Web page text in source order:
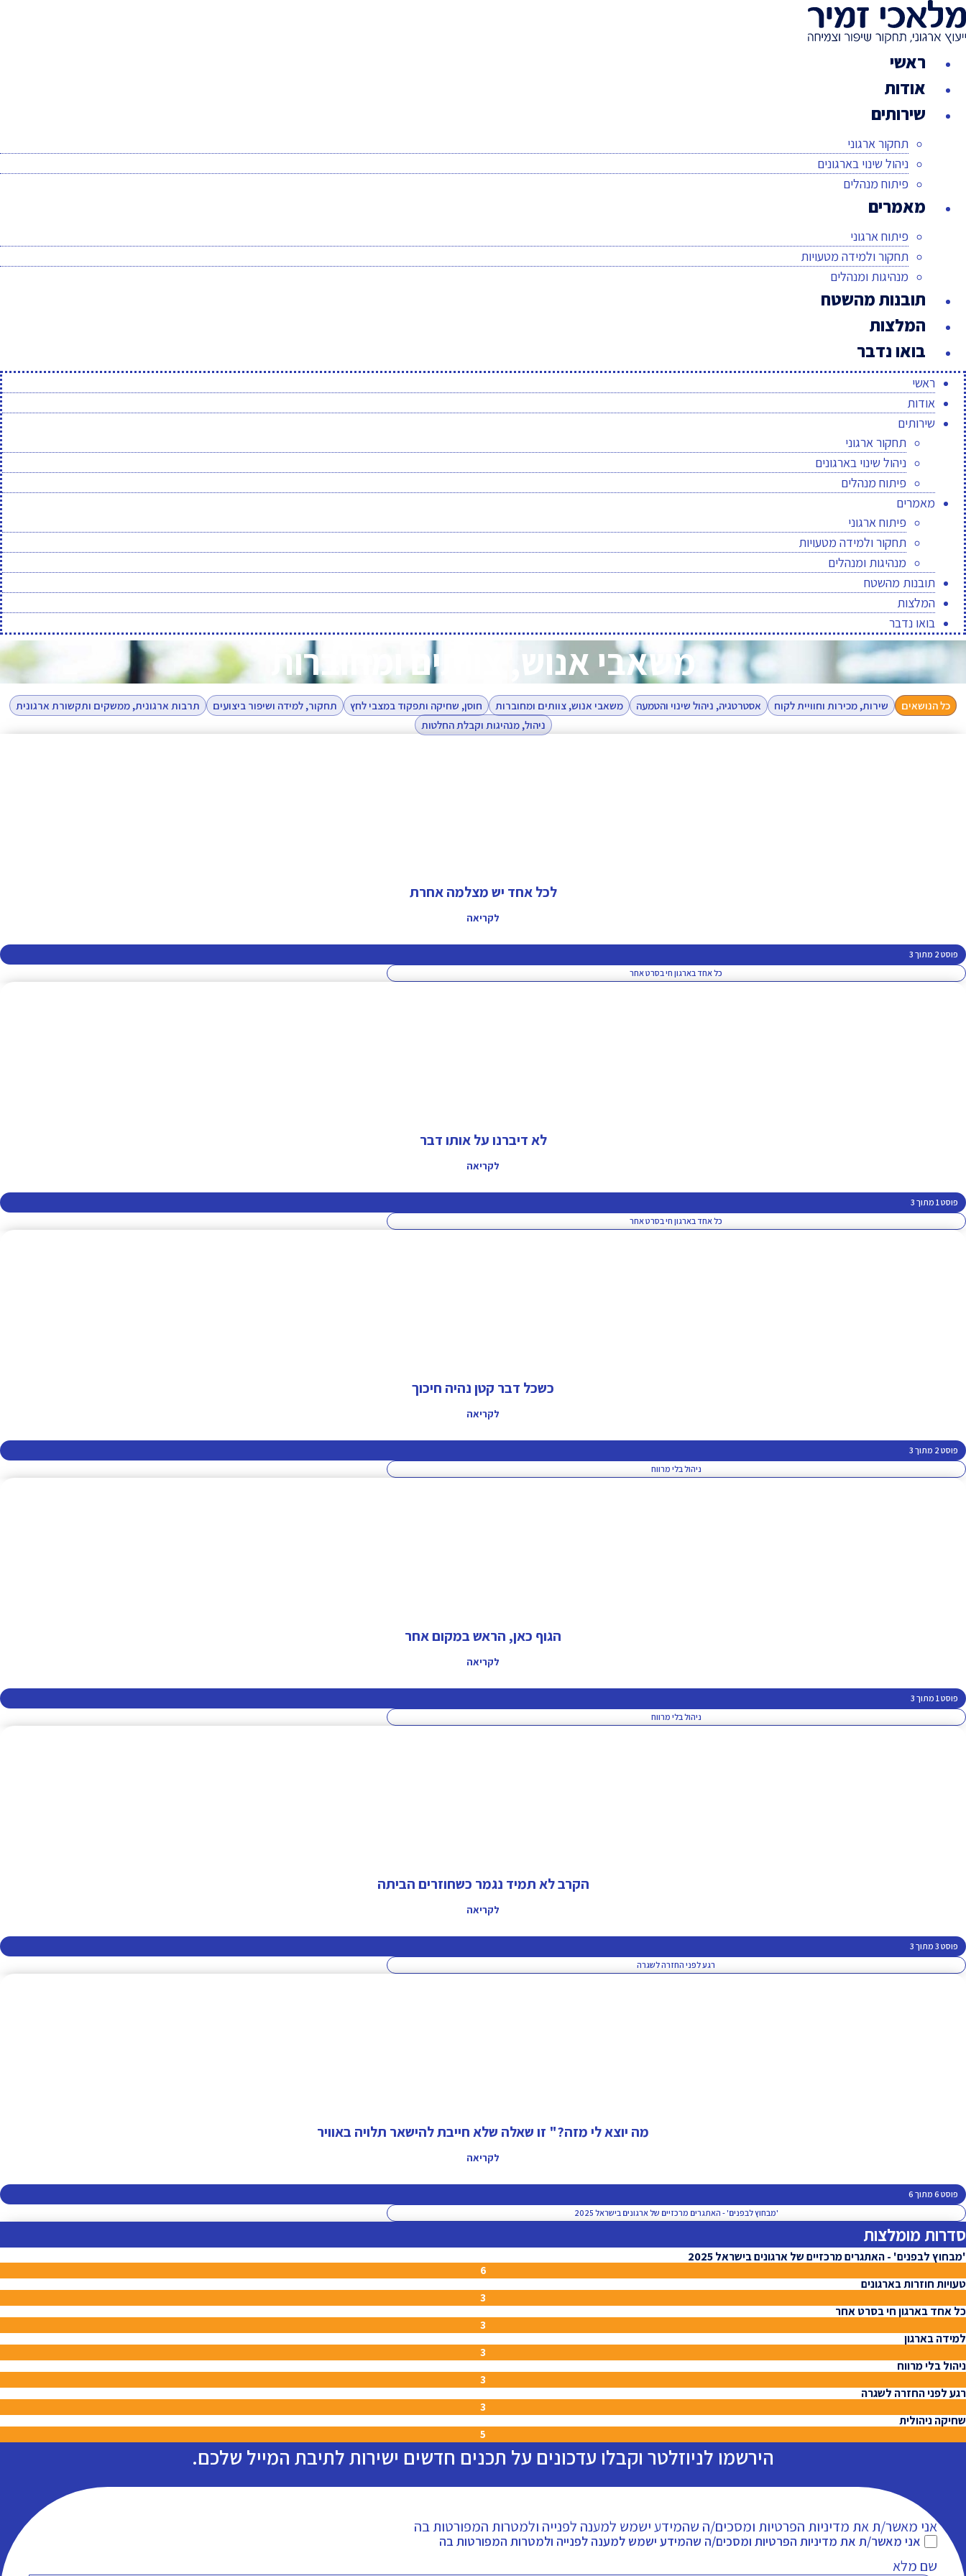
דלג
לתוכן
ראשי
אודות
שירותים
תחקור ארגוני
ניהול שינוי בארגונים
פיתוח מנהלים
מאמרים
פיתוח ארגוני
תחקור ולמידה מטעויות
מנהיגות ומנהלים
תובנות מהשטח
המלצות
בואו נדבר
ראשי
אודות
שירותים
תחקור ארגוני
ניהול שינוי בארגונים
פיתוח מנהלים
מאמרים
פיתוח ארגוני
תחקור ולמידה מטעויות
מנהיגות ומנהלים
תובנות מהשטח
המלצות
בואו נדבר
משאבי אנוש, צוותים ומחוברות
כל הנושאים שירות, מכירות וחוויית לקוח אסטרטגיה, ניהול שינוי והטמעה משאבי אנוש, צוותים ומחוברות חוסן, שחיקה ותפקוד במצבי לחץ תחקור, למידה ושיפור ביצועים
תרבות ארגונית, ממשקים ותקשורת ארגונית
ניהול, מנהיגות וקבלת החלטות
לכל אחד יש מצלמה אחרת
לקריאה
פוסט 2 מתוך 3
כל אחד בארגון חי בסרט אחר
לא דיברנו על אותו דבר
לקריאה
פוסט 1 מתוך 3
כל אחד בארגון חי בסרט אחר
כשכל דבר קטן נהיה חיכוך
לקריאה
פוסט 2 מתוך 3
ניהול בלי מרווח
הגוף כאן, הראש במקום אחר
לקריאה
פוסט 1 מתוך 3
ניהול בלי מרווח
הקרב לא תמיד נגמר כשחוזרים הביתה
לקריאה
פוסט 3 מתוך 3
רגע לפני החזרה לשגרה
מה יוצא לי מזה?" זו שאלה שלא חייבת להישאר תלויה באוויר
לקריאה
פוסט 6 מתוך 6
'מבחוץ לבפנים' - האתגרים מרכזיים של ארגונים בישראל 2025
סדרות מומלצות
'מבחוץ לבפנים' - האתגרים מרכזיים של ארגונים בישראל 2025
6
טעויות חוזרות בארגונים
3
כל אחד בארגון חי בסרט אחר
3
למידה בארגון
3
ניהול בלי מרווח
3
רגע לפני החזרה לשגרה
3
שחיקה ניהולית
5
הירשמו לניוזלטר וקבלו עדכונים על תכנים חדשים ישירות לתיבת המייל שלכם.
אני מאשר/ת את מדיניות הפרטיות ומסכים/ה שהמידע ישמש למענה לפנייה ולמטרות המפורטות בה
אני מאשר/ת את מדיניות הפרטיות ומסכים/ה שהמידע ישמש למענה לפנייה ולמטרות המפורטות בה
שם מלא